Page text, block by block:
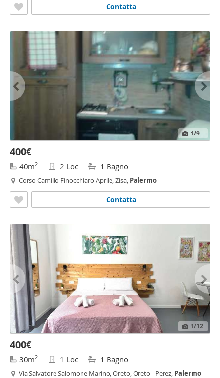
Contatta
1/9
400€
40m2 2 Loc 1 Bagno
Corso Camillo Finocchiaro Aprile, Zisa, Palermo
Contatta
1/12
400€
30m2 1 Loc 1 Bagno
Via Salvatore Salomone Marino, Oreto, Oreto - Perez, Palermo